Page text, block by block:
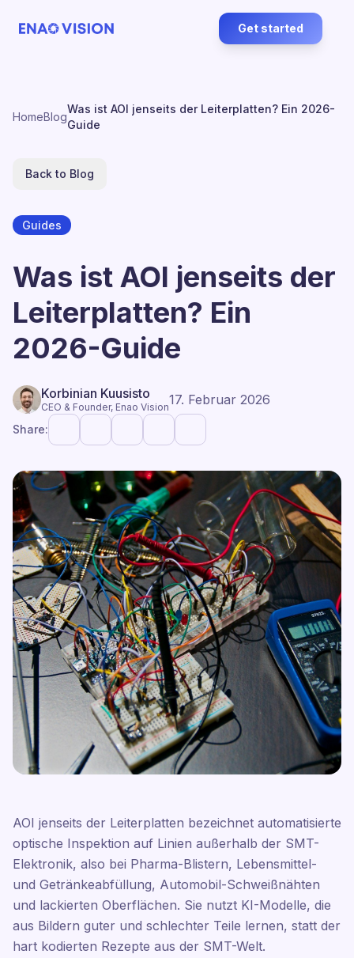
Get started
HomeBlog
Was ist AOI jenseits der Leiterplatten? Ein 2026-
Guide
Back to Blog
Guides
Was ist AOI jenseits der
Leiterplatten? Ein
2026-Guide
Korbinian Kuusisto
CEO & Founder, Enao Vision17. Februar 2026
Share:
AOI jenseits der Leiterplatten bezeichnet automatisierte
optische Inspektion auf Linien außerhalb der SMT-
Elektronik, also bei Pharma-Blistern, Lebensmittel-
und Getränkeabfüllung, Automobil-Schweißnähten
und lackierten Oberflächen. Sie nutzt KI-Modelle, die
aus Bildern guter und schlechter Teile lernen, statt der
hart kodierten Rezepte aus der SMT-Welt.